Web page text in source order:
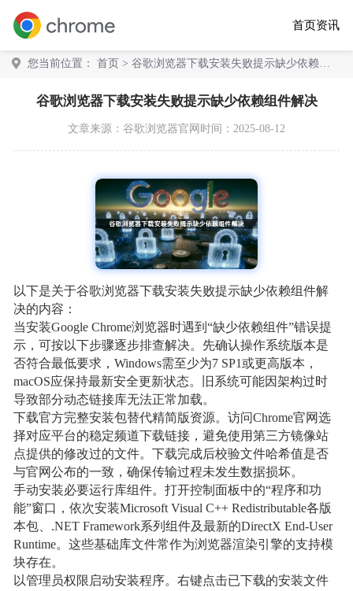
首页资讯
您当前位置： 首页 > 谷歌浏览器下载安装失败提示缺少依赖组
谷歌浏览器下载安装失败提示缺少依赖组件解决
文章来源： 谷歌浏览器官网 时间：2025-08-12
以下是关于谷歌浏览器下载安装失败提示缺少依赖组件解
决的内容：
当安装Google Chrome浏览器时遇到“缺少依赖组件”错误提
示，可按以下步骤逐步排查解决。先确认操作系统版本是
否符合最低要求，Windows需至少为7 SP1或更高版本，
macOS应保持最新安全更新状态。旧系统可能因架构过时
导致部分动态链接库无法正常加载。
下载官方完整安装包替代精简版资源。访问Chrome官网选
择对应平台的稳定频道下载链接，避免使用第三方镜像站
点提供的修改过的文件。下载完成后校验文件哈希值是否
与官网公布的一致，确保传输过程未发生数据损坏。
手动安装必要运行库组件。打开控制面板中的“程序和功
能”窗口，依次安装Microsoft Visual C++ Redistributable各版
本包、.NET Framework系列组件及最新的DirectX End-User
Runtime。这些基础库文件常作为浏览器渲染引擎的支持模
块存在。
以管理员权限启动安装程序。右键点击已下载的安装文件